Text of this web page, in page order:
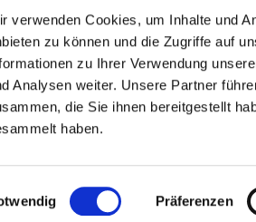
verwenden Cookies, um Inhalte und
zu können und die Zugriffe auf
zu Ihrer Verwendung
Analysen weiter. Unsere Partner
die Sie ihnen bereitgestellt
haben.
Präferenzen
Impressum